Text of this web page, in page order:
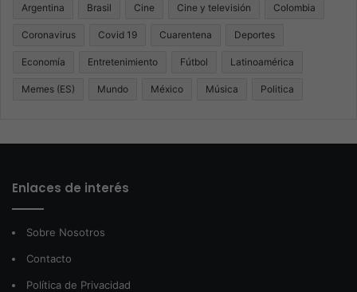
Argentina Brasil Cine Cine y televisión Colombia
Coronavirus Covid 19 Cuarentena Deportes
Economía Entretenimiento Fútbol Latinoamérica
Memes (ES) Mundo México Música Politica
Enlaces de interés
Sobre Nosotros
Contacto
Política de Privacidad